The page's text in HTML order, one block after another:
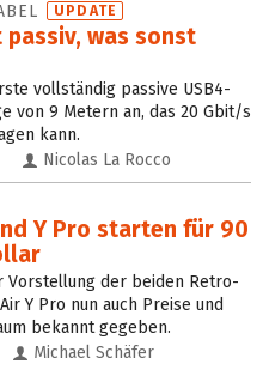
UPDATE
passiv, was sonst
vollständig passive USB4-
von 9 Metern an, das 20 Gbit/s
kann.
Nicolas La Rocco
Y Pro starten für 90
Vorstellung der beiden Retro-
Y Pro nun auch Preise und
bekannt gegeben.
Michael Schäfer